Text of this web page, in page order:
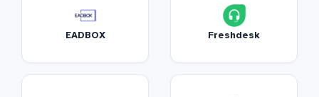
EADBOX Freshdesk